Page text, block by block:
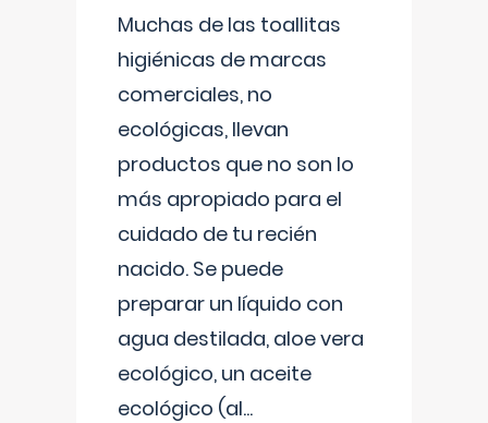
Muchas de las toallitas
higiénicas de marcas
comerciales, no
ecológicas, llevan
productos que no son lo
más apropiado para el
cuidado de tu recién
nacido. Se puede
preparar un líquido con
agua destilada, aloe vera
ecológico, un aceite
ecológico (al...